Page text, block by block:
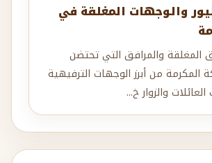
والوجهات المغلقة في
المغلقة والمرافق التي تحتضن
المكرمة من أبرز الوجهات الترفيهية
والزوار خ...